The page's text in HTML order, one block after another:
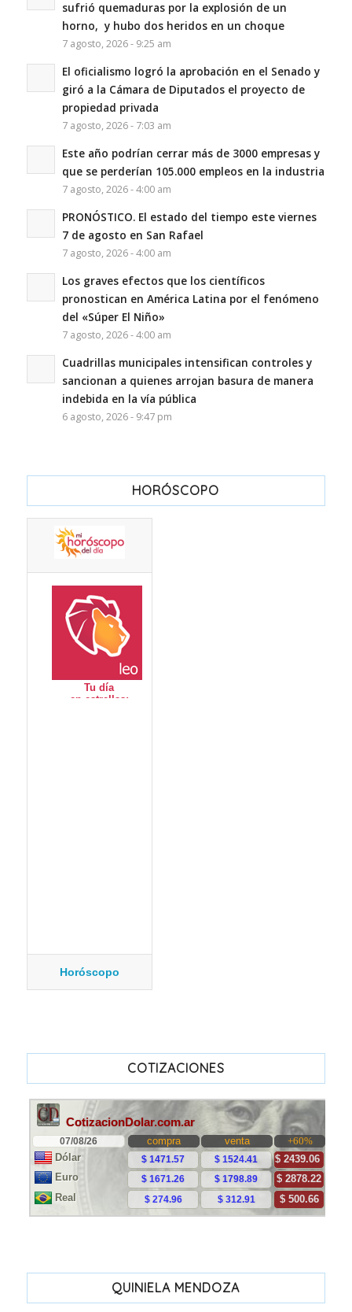
sufrió quemaduras por la explosión de un
horno, y hubo dos heridos en un choque
7 agosto, 2026 - 9:25 am
El oficialismo logró la aprobación en el Senado y
giró a la Cámara de Diputados el proyecto de
propiedad privada
7 agosto, 2026 - 7:03 am
Este año podrían cerrar más de 3000 empresas y
que se perderían 105.000 empleos en la industria
7 agosto, 2026 - 4:00 am
PRONÓSTICO. El estado del tiempo este viernes
7 de agosto en San Rafael
7 agosto, 2026 - 4:00 am
Los graves efectos que los científicos
pronostican en América Latina por el fenómeno
del «Súper El Niño»
7 agosto, 2026 - 4:00 am
Cuadrillas municipales intensifican controles y
sancionan a quienes arrojan basura de manera
indebida en la vía pública
6 agosto, 2026 - 9:47 pm
HORÓSCOPO
Horóscopo
COTIZACIONES
QUINIELA MENDOZA